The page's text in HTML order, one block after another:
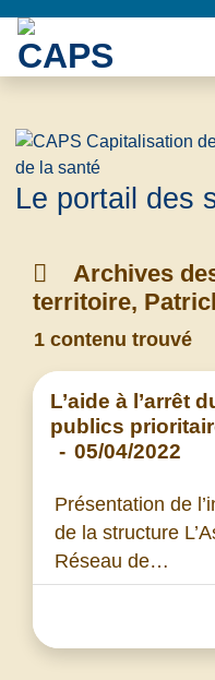
Le portail des
Archives
territoire,
1 contenu trouvé
L’aide à l’arrêt
publics
- 05/04/2022
Présentation de
de la structure
Réseau de…